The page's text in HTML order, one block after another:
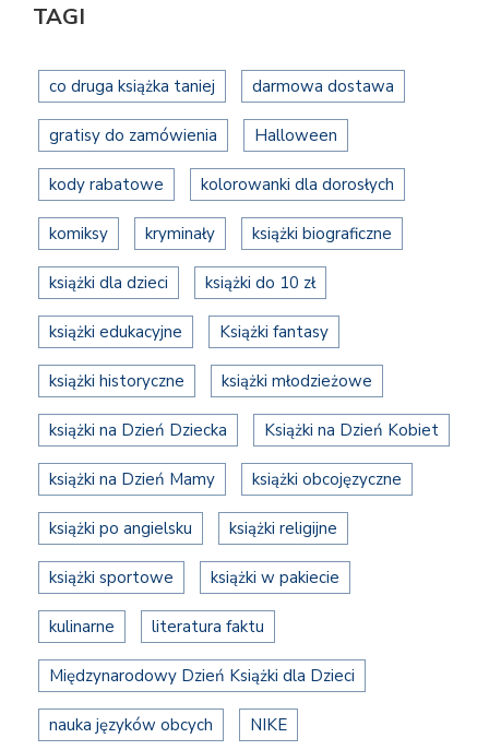
TAGI
co druga książka taniej darmowa dostawa
gratisy do zamówienia Halloween
kody rabatowe kolorowanki dla dorosłych
komiksy kryminały książki biograficzne
książki dla dzieci książki do 10 zł
książki edukacyjne Książki fantasy
książki historyczne książki młodzieżowe
książki na Dzień Dziecka Książki na Dzień Kobiet
książki na Dzień Mamy książki obcojęzyczne
książki po angielsku książki religijne
książki sportowe książki w pakiecie
kulinarne literatura faktu
Międzynarodowy Dzień Książki dla Dzieci
nauka języków obcych NIKE